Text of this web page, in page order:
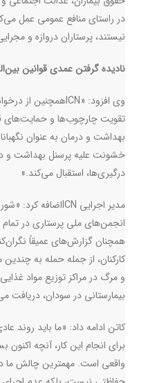
در راستای منافع عمومی عمل
نیستند، پرستاران دروازه و
نادیده گرفتن عمدی قوانین
وی افزود: «ICNهمچنین از
تقویت چارچوب‌ها و حمایت‌های
بهداشت و درمان به عنوان
خشونت علیه پرسنل بهداشت و
درگیری‌ها، استقبال می‌کند.»
مدیر اجرایی ICNاضافه کرد:
انجمن‌های ملی پرستاری در
همچنان گزارش‌های عمیقاً
کارکنان، از جمله حمله به
و مرگ در مراکز توزیع مواد
بیمارستانی در سودان، دریافت
کاتن ادامه داد: «ما باید روند
برای انجام این کار، آنچه
واقعی است. مهمترین چالش ما